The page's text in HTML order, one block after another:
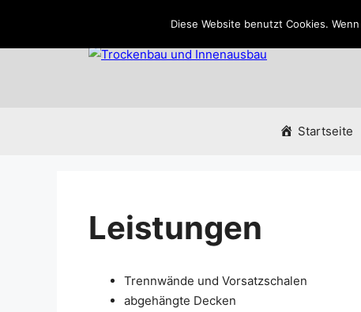
springen
Startseite
Leistungen
Trennwände und Vorsatzschalen
abgehängte Decken
Diese Website benutzt Cookies.